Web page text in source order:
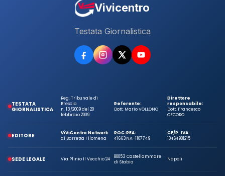
Vivicentro
Testata Giornalistica
TESTATA
GIORNALISTICA
Reg. Tribunale di
Brescia
n. 13/2009 del 20
febbraio 2009
Referente:
Dott. Mario VOLLONO
Direttore
responsabile:
Dott. Francesco
CECORO
EDITORE
ViViCentro Network
di Barretta Filomena
ROC:
41663
REA:
NA-1107749
CF/P. IVA:
10464981215
SEDE LEGALE Via Plinio Il Vecchio 24
80053 Castellammare
di Stabia
Napoli